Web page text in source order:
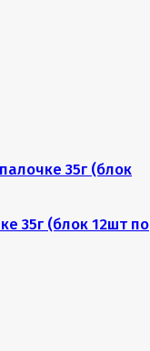
35г (блок 12шт по